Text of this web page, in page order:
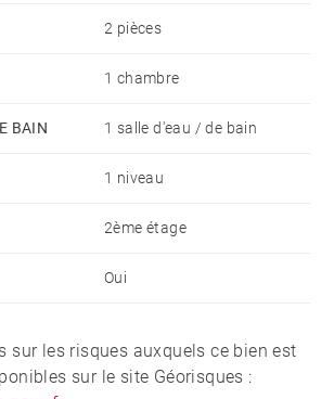
2 pièces
1 chambre
BAIN 1 salle d'eau / de bain
1 niveau
2ème étage
Oui
sur les risques auxquels ce bien est
sur le site Géorisques :